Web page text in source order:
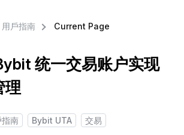
戶指南 Current Page
统一交易账户实现
理
南 Bybit UTA
交易